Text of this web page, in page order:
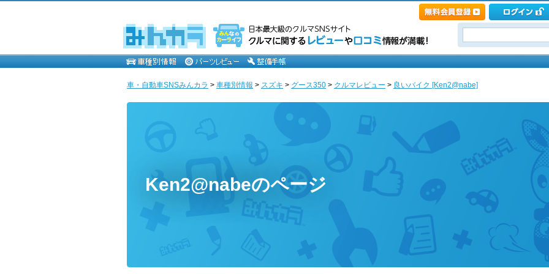
車・自動車SNSみんカラ > 車種別情報 > スズキ > グース350 > クルマレビュー > 良いバイク [Ken2@nabe]
Ken2@nabeのページ